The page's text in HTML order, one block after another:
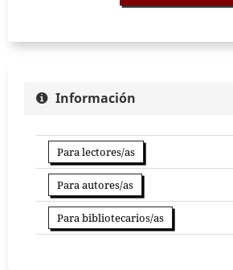
Información
Para lectores/as
Para autores/as
Para bibliotecarios/as